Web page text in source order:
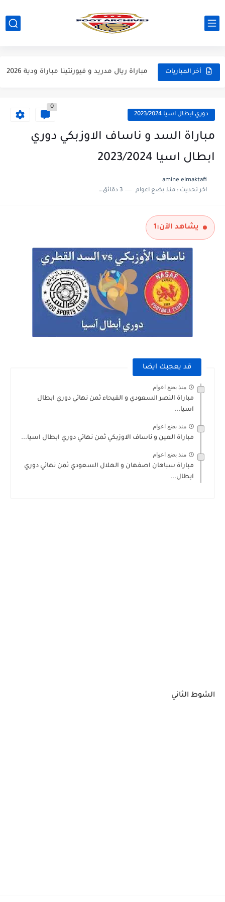
أخر المباريات
مباراة مانشستر يونايتد و اتلتيكو مدريد مباراة ودية 2026
مباراة ريال مدريد و فيورنتينا مباراة ودية 2026
مباراة برشلونة و بيرمنغهام مباراة ودية 2026
مباراة سيلتيك و ميلان مباراة ودية 2026
دوري ابطال اسيا 2023/2024
0
مباراة السد و ناساف الاوزبكي دوري
ابطال اسيا 2023/2024
amine elmaktafi
اخر تحديث :منذ بضع اعوام 3 دقائق للقراءة
يشاهد الآن:1
قد يعجبك ايضا
منذ بضع اعوام
مباراة النصر السعودي و الفيحاء ثمن نهائي دوري ابطال
اسيا...
منذ بضع اعوام
مباراة العين و ناساف الاوزبكي ثمن نهائي دوري ابطال اسيا...
منذ بضع اعوام
مباراة سباهان اصفهان و الهلال السعودي ثمن نهائي دوري
ابطال...
الشوط الثاني